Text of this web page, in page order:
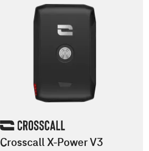
Crosscall X-Power V3